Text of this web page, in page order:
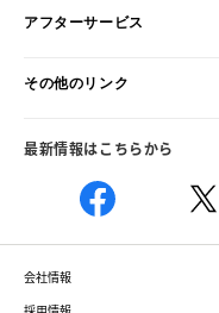
アフターサービス
その他のリンク
最新情報はこちらから
会社情報